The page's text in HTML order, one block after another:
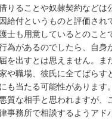
りることや奴隷契約などは
給付というものと評価され
士も用意しているとのこ
為があるのでしたら、自
を出すとは思えません。
や職場、彼氏に全てばらす
も当たる可能性があります。
質な相手と思われますが
事務所で相談するようアド